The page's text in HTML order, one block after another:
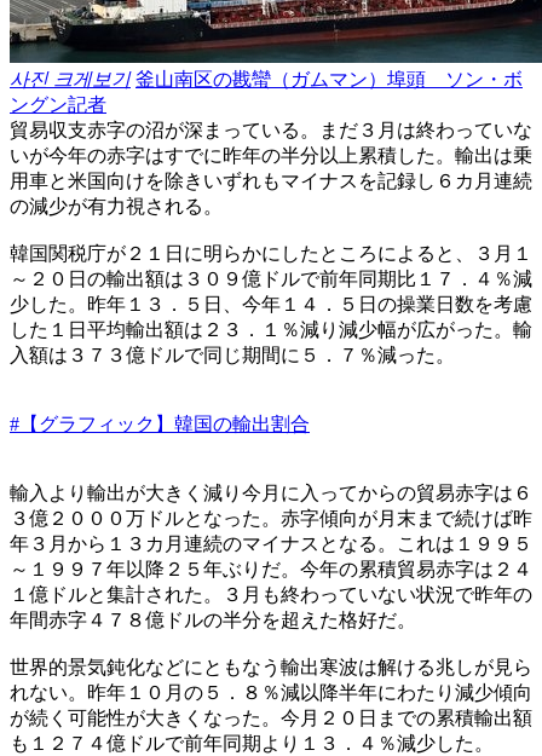
사진 크게보기 釜山南区の戡蠻（ガムマン）埠頭 ソン・ボ
ングン記者
貿易収支赤字の沼が深まっている。まだ３月は終わっていな
いが今年の赤字はすでに昨年の半分以上累積した。輸出は乗
用車と米国向けを除きいずれもマイナスを記録し６カ月連続
の減少が有力視される。
韓国関税庁が２１日に明らかにしたところによると、３月１
～２０日の輸出額は３０９億ドルで前年同期比１７．４％減
少した。昨年１３．５日、今年１４．５日の操業日数を考慮
した１日平均輸出額は２３．１％減り減少幅が広がった。輸
入額は３７３億ドルで同じ期間に５．７％減った。
#【グラフィック】韓国の輸出割合
輸入より輸出が大きく減り今月に入ってからの貿易赤字は６
３億２０００万ドルとなった。赤字傾向が月末まで続けば昨
年３月から１３カ月連続のマイナスとなる。これは１９９５
～１９９７年以降２５年ぶりだ。今年の累積貿易赤字は２４
１億ドルと集計された。３月も終わっていない状況で昨年の
年間赤字４７８億ドルの半分を超えた格好だ。
世界的景気鈍化などにともなう輸出寒波は解ける兆しが見ら
れない。昨年１０月の５．８％減以降半年にわたり減少傾向
が続く可能性が大きくなった。今月２０日までの累積輸出額
も１２７４億ドルで前年同期より１３．４％減少した。